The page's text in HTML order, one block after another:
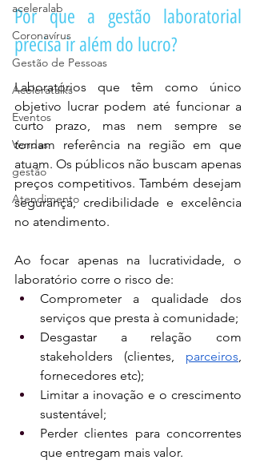
aceleralab
Coronavírus
Gestão de Pessoas
Aceleratalks
Eventos
Vendas
gestão
Atendimento
Por que a gestão laboratorial
precisa ir além do lucro?
Laboratórios que têm como único
objetivo lucrar podem até funcionar a
curto prazo, mas nem sempre se
tornam referência na região em que
atuam. Os públicos não buscam apenas
preços competitivos. Também desejam
segurança, credibilidade e excelência
no atendimento.
Ao focar apenas na lucratividade, o
laboratório corre o risco de:
Comprometer a qualidade dos
serviços que presta à comunidade;
Desgastar a relação com
stakeholders (clientes, parceiros,
fornecedores etc);
Limitar a inovação e o crescimento
sustentável;
Perder clientes para concorrentes
que entregam mais valor.